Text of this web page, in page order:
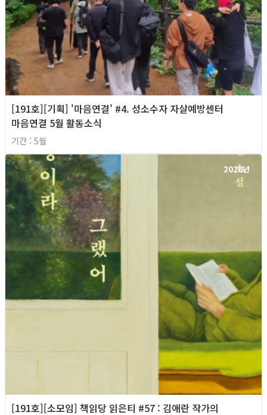
[191호][기획] '마음연결' #4. 성소수자 자살예방센터
마음연결 5월 활동소식
기간 : 5월
2026년
[191호][소모임] 책읽당 읽은티 #57 : 김애란 작가의